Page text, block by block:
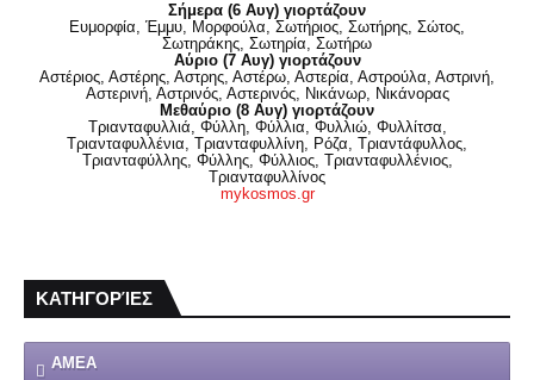
Σήμερα (6 Αυγ) γιορτάζουν
Ευμορφία, Έμμυ, Μορφούλα, Σωτήριος, Σωτήρης, Σώτος,
Σωτηράκης, Σωτηρία, Σωτήρω
Αύριο (7 Αυγ) γιορτάζουν
Αστέριος, Αστέρης, Αστρης, Αστέρω, Αστερία, Αστρούλα, Αστρινή,
Αστερινή, Αστρινός, Αστερινός, Νικάνωρ, Νικάνορας
Μεθαύριο (8 Αυγ) γιορτάζουν
Τριανταφυλλιά, Φύλλη, Φύλλια, Φυλλιώ, Φυλλίτσα,
Τριανταφυλλένια, Τριανταφυλλίνη, Ρόζα, Τριαντάφυλλος,
Τριανταφύλλης, Φύλλης, Φύλλιος, Τριανταφυλλένιος,
Τριανταφυλλίνος
mykosmos.gr
ΚΑΤΗΓΟΡΊΕΣ
ΑΜΕΑ